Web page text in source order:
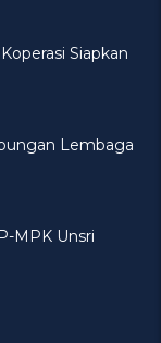
Siapkan
Lembaga
MPK Unsri